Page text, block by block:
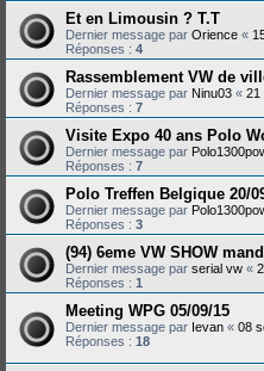
Et en Limousin ? T.T
Dernier message par Orience «
Réponses : 4
Rassemblement VW de
Dernier message par Ninu03 « 21
Réponses : 7
Visite Expo 40 ans Polo
Dernier message par
Réponses : 7
Polo Treffen Belgique 20/
Dernier message par
Réponses : 3
(94) 6eme VW SHOW
Dernier message par serial vw «
Réponses : 1
Meeting WPG 05/09/15
Dernier message par Ievan « 08
Réponses : 18